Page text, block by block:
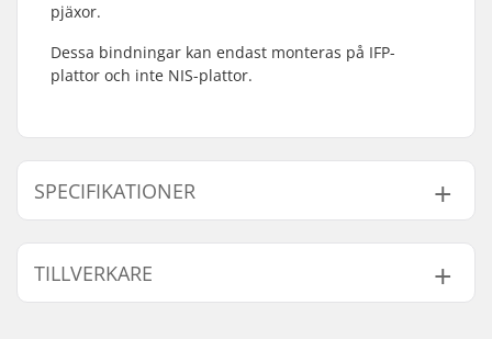
pjäxor.
Dessa bindningar kan endast monteras på IFP-
plattor och inte NIS-plattor.
SPECIFIKATIONER
Skid Typ:
Klassisk
Kompatibla pjäxor:
Turnamic (NNN)
TILLVERKARE